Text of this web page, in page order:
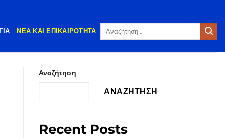
ΝΈΑ ΚΑΙ ΕΠΙΚΑΙΡΌΤΗΤΑ
Αναζήτηση
Αναζήτηση
ΑΝΑΖΉΤΗΣΗ
Recent Posts